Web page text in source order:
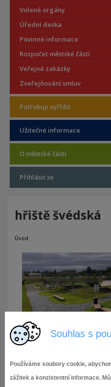
Souhlas s
Používáme soubory cookie,
zážitek a konzistentní informace.
Volené orgány
Úřední deska
Povinné informace
Rozpočet městské části
Veřejné zakázky
Zveřejňování smluv
Potřebuji vyřídit
Užitečné informace
O městské části
Přihlásit se
hřiště švédská
Úvod
17.9.2025